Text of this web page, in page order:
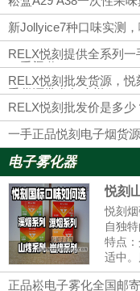
四五
有，
发，
新Jollyice7种口味实测
RELX悦刻提供全系列
一手渠道
RELX悦刻批发货源，
手货源批发怎么样？
RELX悦刻批发价是多少
一手正品悦刻电子烟货
电子雾化器
悦刻
个口
悦刻
自独
特点
适中
的中
验：
正品崧电子雾化全国邮